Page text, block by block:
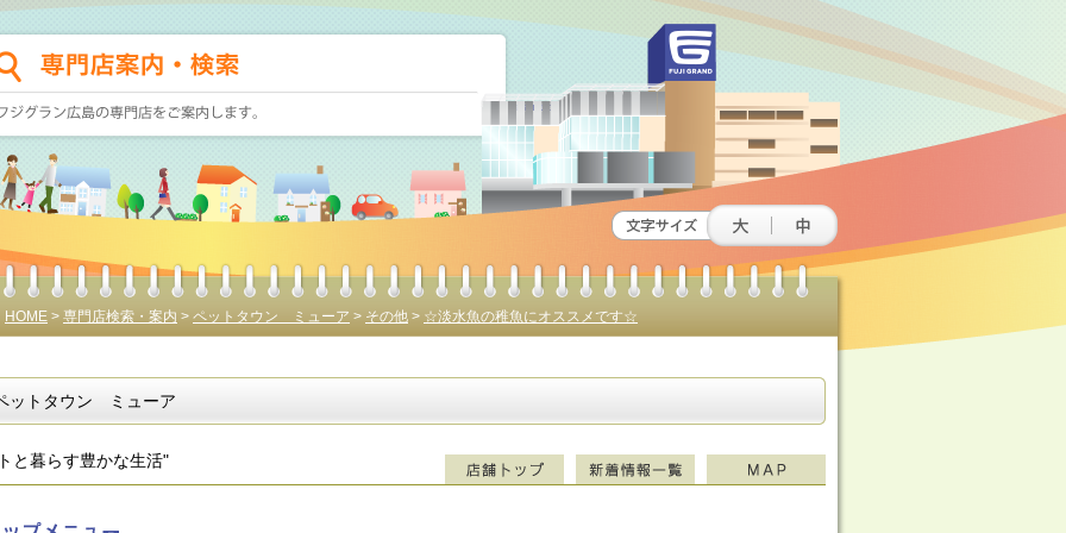
HOME > 専門店検索・案内 > ペットタウン ミューア > その他 > ☆淡水魚の稚魚にオススメです☆
ットタウン ミューア
と暮らす豊かな生活"